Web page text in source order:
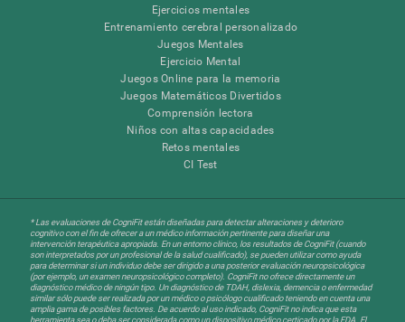
Ejercicios mentales
Entrenamiento cerebral personalizado
Juegos Mentales
Ejercicio Mental
Juegos Online para la memoria
Juegos Matemáticos Divertidos
Comprensión lectora
Niños con altas capacidades
Retos mentales
CI Test
* Las evaluaciones de CogniFit están diseñadas para detectar alteraciones y deterioro
cognitivo con el fin de ofrecer a un médico información pertinente para diseñar una
intervención terapéutica apropiada. En un entorno clínico, los resultados de CogniFit (cuando
son interpretados por un profesional de la salud cualificado), se pueden utilizar como ayuda
para determinar si un individuo debe ser dirigido a una posterior evaluación neuropsicológica
(por ejemplo, un examen neuropsicológico completo). CogniFit no ofrece directamente un
diagnóstico médico de ningún tipo. Un diagnóstico de TDAH, dislexia, demencia o enfermedad
similar sólo puede ser realizada por un médico o psicólogo cualificado teniendo en cuenta una
amplia gama de posibles factores. De acuerdo al uso indicado, CogniFit no indica que esta
herramienta sea o deba ser considerada como un dispositivo médico certicado por la FDA. El